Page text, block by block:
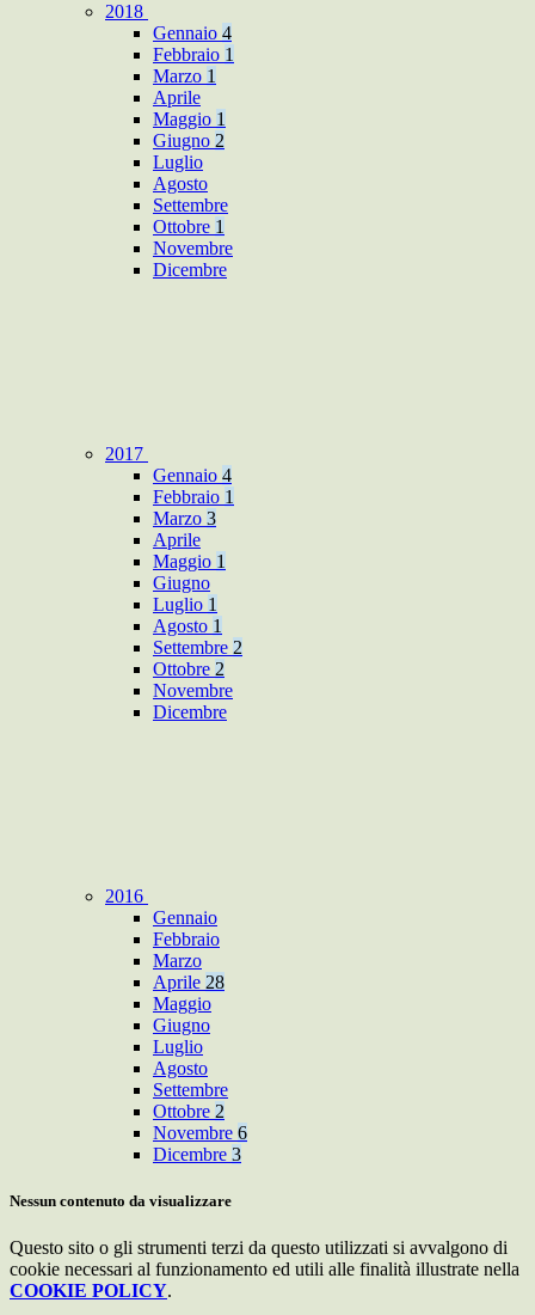
2018
Gennaio 4
Febbraio 1
Marzo 1
Aprile
Maggio 1
Giugno 2
Luglio
Agosto
Settembre
Ottobre 1
Novembre
Dicembre
2017
Gennaio 4
Febbraio 1
Marzo 3
Aprile
Maggio 1
Giugno
Luglio 1
Agosto 1
Settembre 2
Ottobre 2
Novembre
Dicembre
2016
Gennaio
Febbraio
Marzo
Aprile 28
Maggio
Giugno
Luglio
Agosto
Settembre
Ottobre 2
Novembre 6
Dicembre 3
Nessun contenuto da visualizzare
Questo sito o gli strumenti terzi da questo utilizzati si avvalgono di
cookie necessari al funzionamento ed utili alle finalità illustrate nella
COOKIE POLICY.